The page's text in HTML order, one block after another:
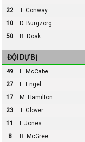
22
T. Conway
10
D. Burgzorg
50
B. Doak
ĐỘI DỰ BỊ
49
L. McCabe
27
L. Engel
17
M. Hamilton
23
T. Glover
11
I. Jones
8
R. McGree